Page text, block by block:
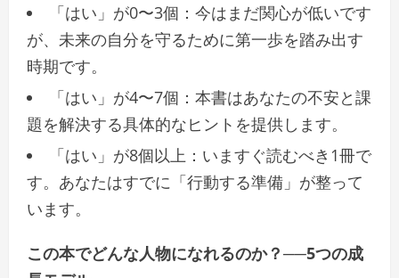
「はい」が0〜3個：今はまだ関心が低いです
が、未来の自分を守るために第一歩を踏み出す
時期です。
「はい」が4〜7個：本書はあなたの不安と課
題を解決する具体的なヒント を提供します。
「はい」が8個以上： いますぐ読むべき1冊で
す。あなたはすでに「行動する準備」が整って
います。
この本でどんな人物になれるのか？──5つの成